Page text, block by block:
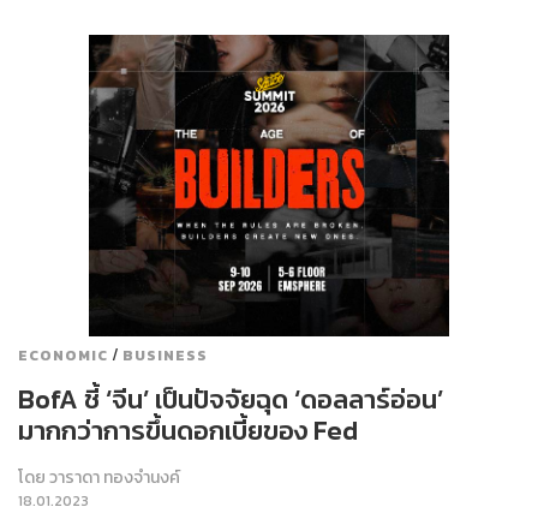
ECONOMIC / BUSINESS
BofA ชี้ ‘จีน’ เป็นปัจจัยฉุด ‘ดอลลาร์อ่อน’
มากกว่าการขึ้นดอกเบี้ยของ Fed
โดยวาราดา ทองจำนงค์
18.01.2023